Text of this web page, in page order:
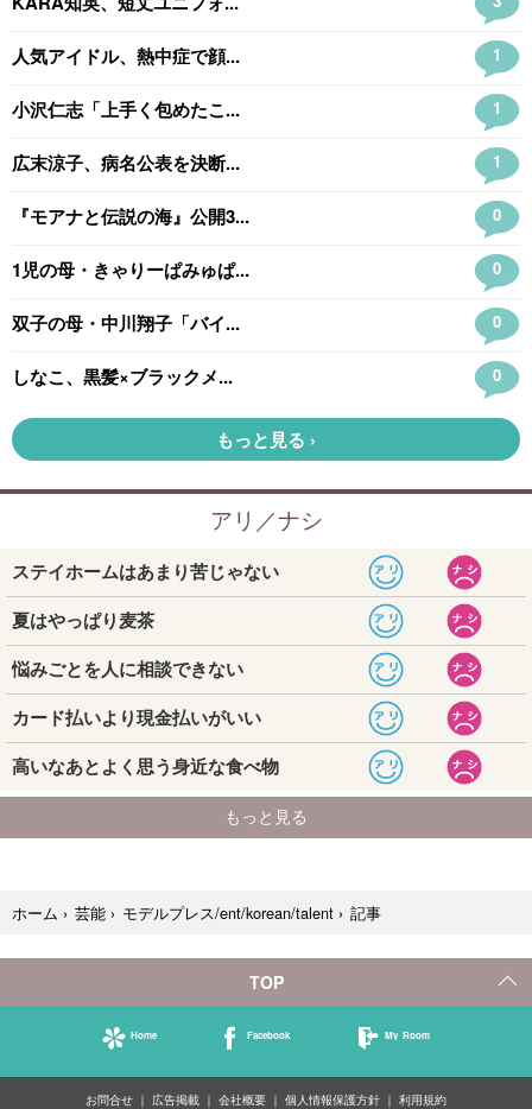
ホーム › 芸能 › モデルプレス/ent/korean/talent › 記事
TOP
Home Facebook My Room
お問合せ 広告掲載 会社概要 個人情報保護方針 利用規約